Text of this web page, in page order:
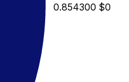
0.854300 $0